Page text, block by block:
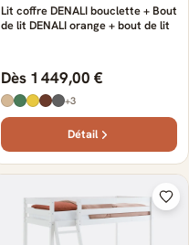
Lit coffre DENALI bouclette + Bout
de lit DENALI orange + bout de lit
Dès 1 449,00 €
+3
Détail